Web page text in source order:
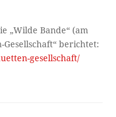
„Wilde Bande“ (am
Gesellschaft“ berichtet:
gesellschaft/